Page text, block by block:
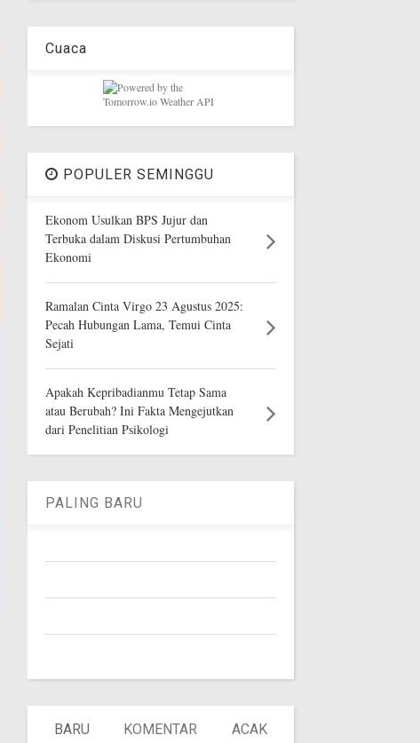
Cuaca
POPULER SEMINGGU
Ekonom Usulkan BPS Jujur dan
Terbuka dalam Diskusi Pertumbuhan
Ekonomi
Ramalan Cinta Virgo 23 Agustus 2025:
Pecah Hubungan Lama, Temui Cinta
Sejati
Apakah Kepribadianmu Tetap Sama
atau Berubah? Ini Fakta Mengejutkan
dari Penelitian Psikologi
PALING BARU
BARU KOMENTAR ACAK